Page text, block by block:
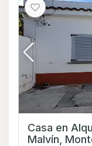
Casa en
Malvín,